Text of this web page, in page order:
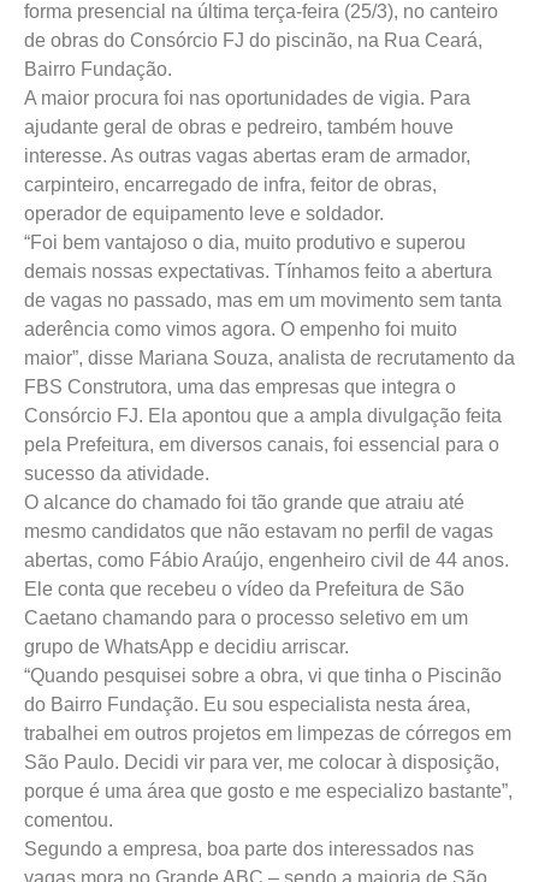
forma presencial na última terça-feira (25/3), no canteiro
de obras do Consórcio FJ do piscinão, na Rua Ceará,
Bairro Fundação.
A maior procura foi nas oportunidades de vigia. Para
ajudante geral de obras e pedreiro, também houve
interesse. As outras vagas abertas eram de armador,
carpinteiro, encarregado de infra, feitor de obras,
operador de equipamento leve e soldador.
“Foi bem vantajoso o dia, muito produtivo e superou
demais nossas expectativas. Tínhamos feito a abertura
de vagas no passado, mas em um movimento sem tanta
aderência como vimos agora. O empenho foi muito
maior”, disse Mariana Souza, analista de recrutamento da
FBS Construtora, uma das empresas que integra o
Consórcio FJ. Ela apontou que a ampla divulgação feita
pela Prefeitura, em diversos canais, foi essencial para o
sucesso da atividade.
O alcance do chamado foi tão grande que atraiu até
mesmo candidatos que não estavam no perfil de vagas
abertas, como Fábio Araújo, engenheiro civil de 44 anos.
Ele conta que recebeu o vídeo da Prefeitura de São
Caetano chamando para o processo seletivo em um
grupo de WhatsApp e decidiu arriscar.
“Quando pesquisei sobre a obra, vi que tinha o Piscinão
do Bairro Fundação. Eu sou especialista nesta área,
trabalhei em outros projetos em limpezas de córregos em
São Paulo. Decidi vir para ver, me colocar à disposição,
porque é uma área que gosto e me especializo bastante”,
comentou.
Segundo a empresa, boa parte dos interessados nas
vagas mora no Grande ABC – sendo a maioria de São